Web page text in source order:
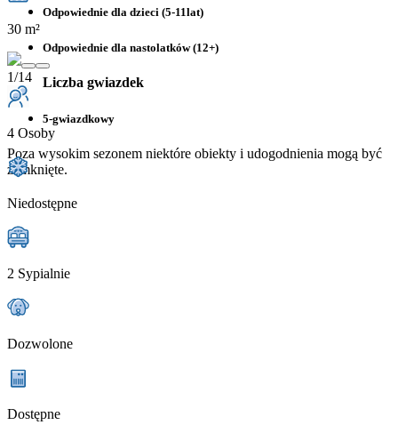
Odpowiednie dla dzieci (5-11lat)
Odpowiednie dla nastolatków (12+)
Liczba gwiazdek
5-gwiazdkowy
Poza wysokim sezonem niektóre obiekty i udogodnienia mogą być
zamknięte.
30 m²
1/14
4 Osoby
Niedostępne
2 Sypialnie
Dozwolone
Dostępne